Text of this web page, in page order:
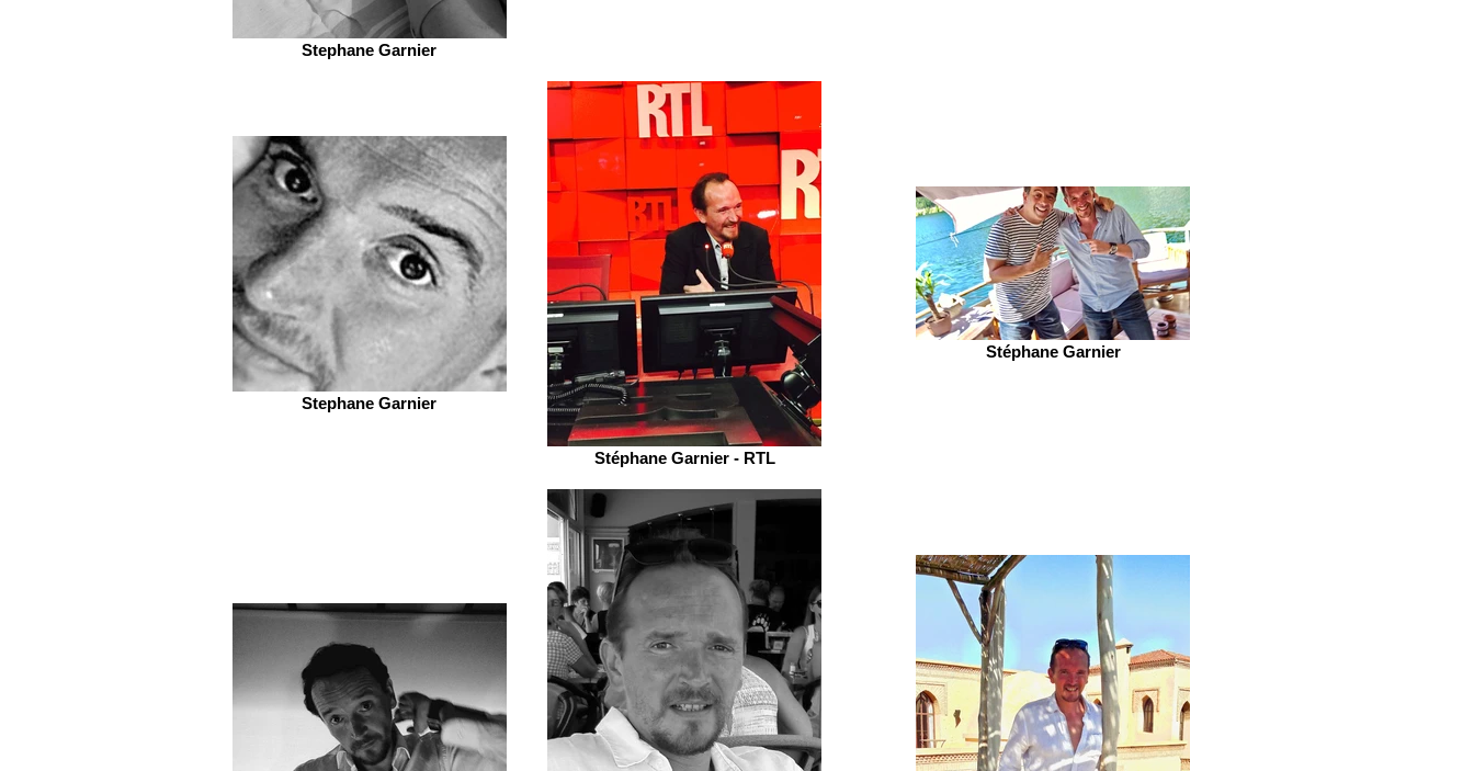
Stephane Garnier
Stephane Garnier
Stéphane Garnier - RTL
Stéphane Garnier